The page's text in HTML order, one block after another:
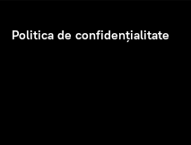
Politica de confidențialitate